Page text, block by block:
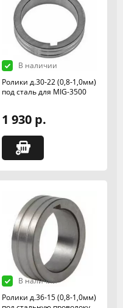
В наличии
Ролики д.30-22 (0,8-1,0мм)
под сталь для MIG-3500
1 930 р.
В наличии
Ролики д.36-15 (0,8-1,0мм)